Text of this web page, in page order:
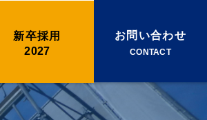
新卒採用
2027
お問い合わせ
CONTACT